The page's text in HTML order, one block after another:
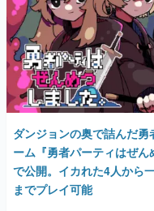
ダンジョンの奥で詰んだ
ーム『勇者パーティはぜ
で公開。イカれた4人から
までプレイ可能